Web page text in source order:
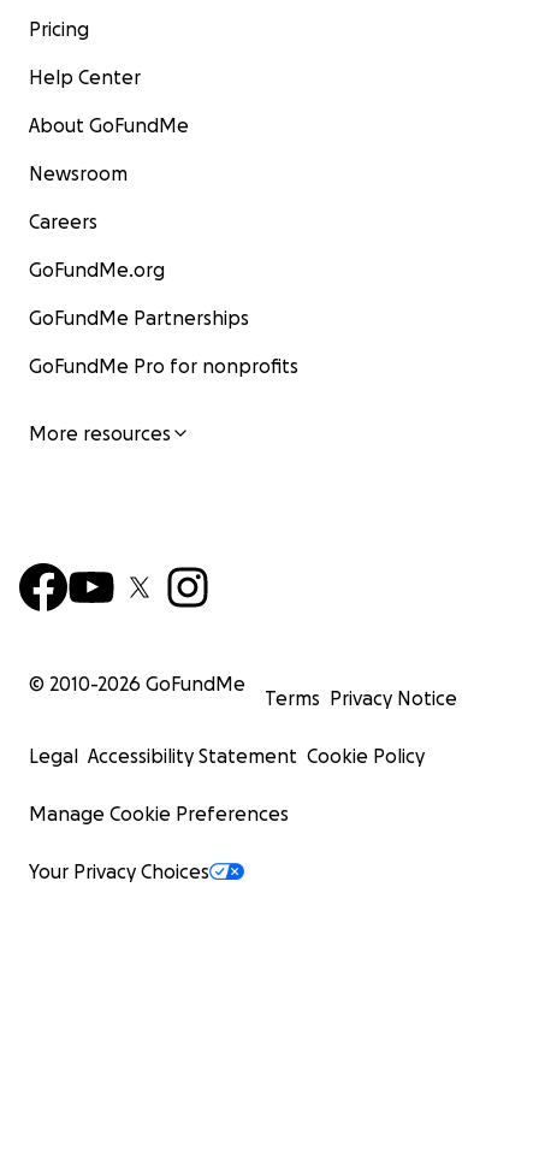
Pricing
Help Center
About GoFundMe
Newsroom
Careers
GoFundMe.org
GoFundMe Partnerships
GoFundMe Pro for nonprofits
More resources
© 2010-2026 GoFundMe
Terms Privacy Notice
Legal Accessibility Statement Cookie Policy
Manage Cookie Preferences
Your Privacy Choices